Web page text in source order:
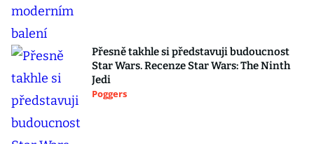
Přesně takhle si představuji budoucnost
Star Wars. Recenze Star Wars: The Ninth
Jedi
Poggers